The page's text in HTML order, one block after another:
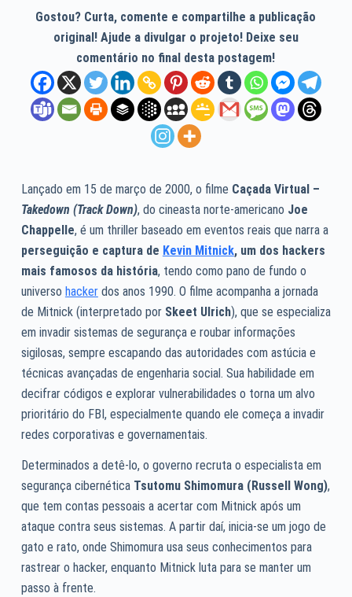
Gostou? Curta, comente e compartilhe a publicação
original! Ajude a divulgar o projeto! Deixe seu
comentário no final desta postagem!
Lançado em 15 de março de 2000, o filme Caçada Virtual –
Takedown (Track Down), do cineasta norte-americano Joe
Chappelle, é um thriller baseado em eventos reais que narra a
perseguição e captura de Kevin Mitnick, um dos hackers
mais famosos da história, tendo como pano de fundo o
universo hackerdos anos 1990. O filme acompanha a jornada
de Mitnick (interpretado por Skeet Ulrich), que se especializa
em invadir sistemas de segurança e roubar informações
sigilosas, sempre escapando das autoridades com astúcia e
técnicas avançadas de engenharia social. Sua habilidade em
decifrar códigos e explorar vulnerabilidades o torna um alvo
prioritário do FBI, especialmente quando ele começa a invadir
redes corporativas e governamentais.
Determinados a detê-lo, o governo recruta o especialista em
segurança cibernética Tsutomu Shimomura (Russell Wong),
que tem contas pessoais a acertar com Mitnick após um
ataque contra seus sistemas. A partir daí, inicia-se um jogo de
gato e rato, onde Shimomura usa seus conhecimentos para
rastrear o hacker, enquanto Mitnick luta para se manter um
passo à frente.